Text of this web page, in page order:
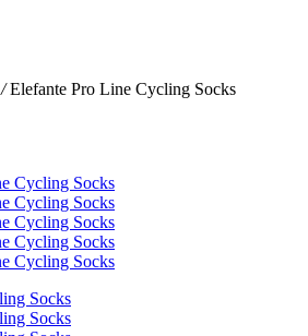
/Elefante Pro Line Cycling Socks